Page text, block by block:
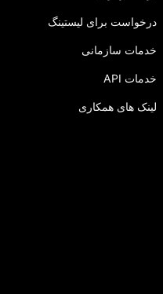
درخواست برای لیستینگ
خدمات سازمانی
خدمات API
لینک‌ های همکاری